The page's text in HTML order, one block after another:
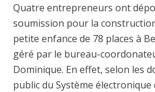
Quatre entrepreneurs ont
soumission pour la
petite enfance de 78 places à
géré par le bureau-
Dominique. En effet, selon les
public du Système